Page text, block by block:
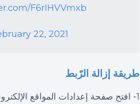
F6rIHVVmxb
22, 2021
طريقة إزالة الرّبط
1- افتح صفحة إعدادات المواقع الإلكترونية المرتبطة في Search Console.